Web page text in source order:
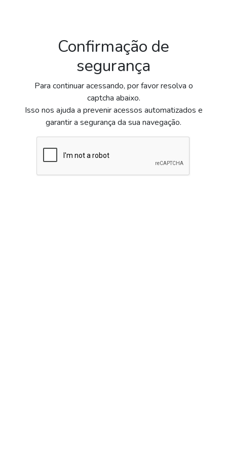
Confirmação de
segurança
Para continuar acessando, por favor resolva o
captcha abaixo.
Isso nos ajuda a prevenir acessos automatizados e
garantir a segurança da sua navegação.